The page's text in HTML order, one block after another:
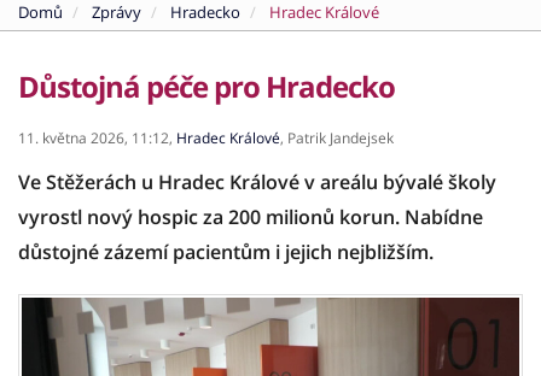
Domů Zprávy Hradecko Hradec Králové
Důstojná péče pro Hradecko
11. května 2026, 11:12, Hradec Králové, Patrik Jandejsek
Ve Stěžerách u Hradec Králové v areálu bývalé školy
vyrostl nový hospic za 200 milionů korun. Nabídne
důstojné zázemí pacientům i jejich nejbližším.